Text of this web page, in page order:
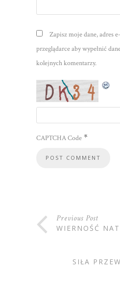
Zapisz moje dane, adres
przeglądarce aby wypełnić
kolejnych komentarzy.
CAPTCHA Code *
Previous Post
WIERNOŚĆ
SIŁA